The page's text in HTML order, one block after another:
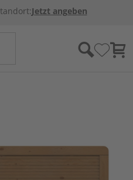
Jetzt angeben